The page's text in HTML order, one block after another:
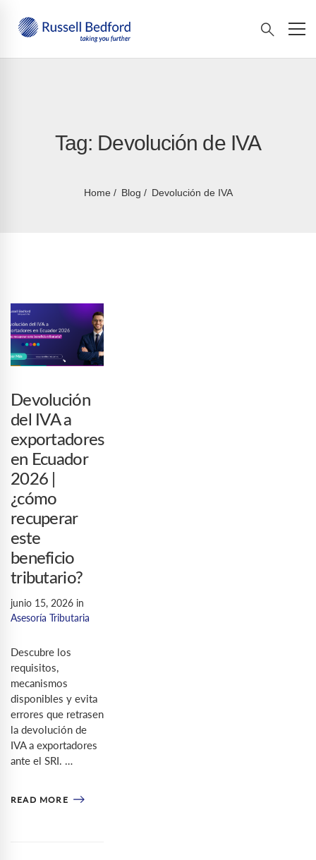
Tag: Devolución de IVA
Home Blog Devolución de IVA
Devolución
del IVA a
exportadores
en Ecuador
2026 |
¿cómo
recuperar
este
beneficio
tributario?
junio 15, 2026 in
Asesoría Tributaria
Descubre los
requisitos,
mecanismos
disponibles y evita
errores que retrasen
la devolución de
IVA a exportadores
ante el SRI. …
READ MORE